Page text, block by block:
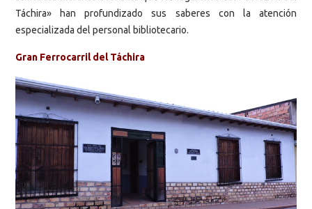
Táchira» han profundizado sus saberes con la atención
especializada del personal bibliotecario.
Gran Ferrocarril del Táchira